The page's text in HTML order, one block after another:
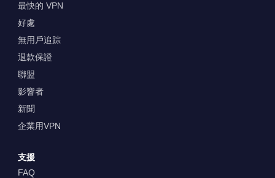
最快的 VPN
好處
無用戶追踪
退款保證
聯盟
影響者
新聞
企業用VPN
支援
FAQ